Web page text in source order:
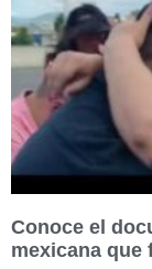
Conoce el
mexicana que